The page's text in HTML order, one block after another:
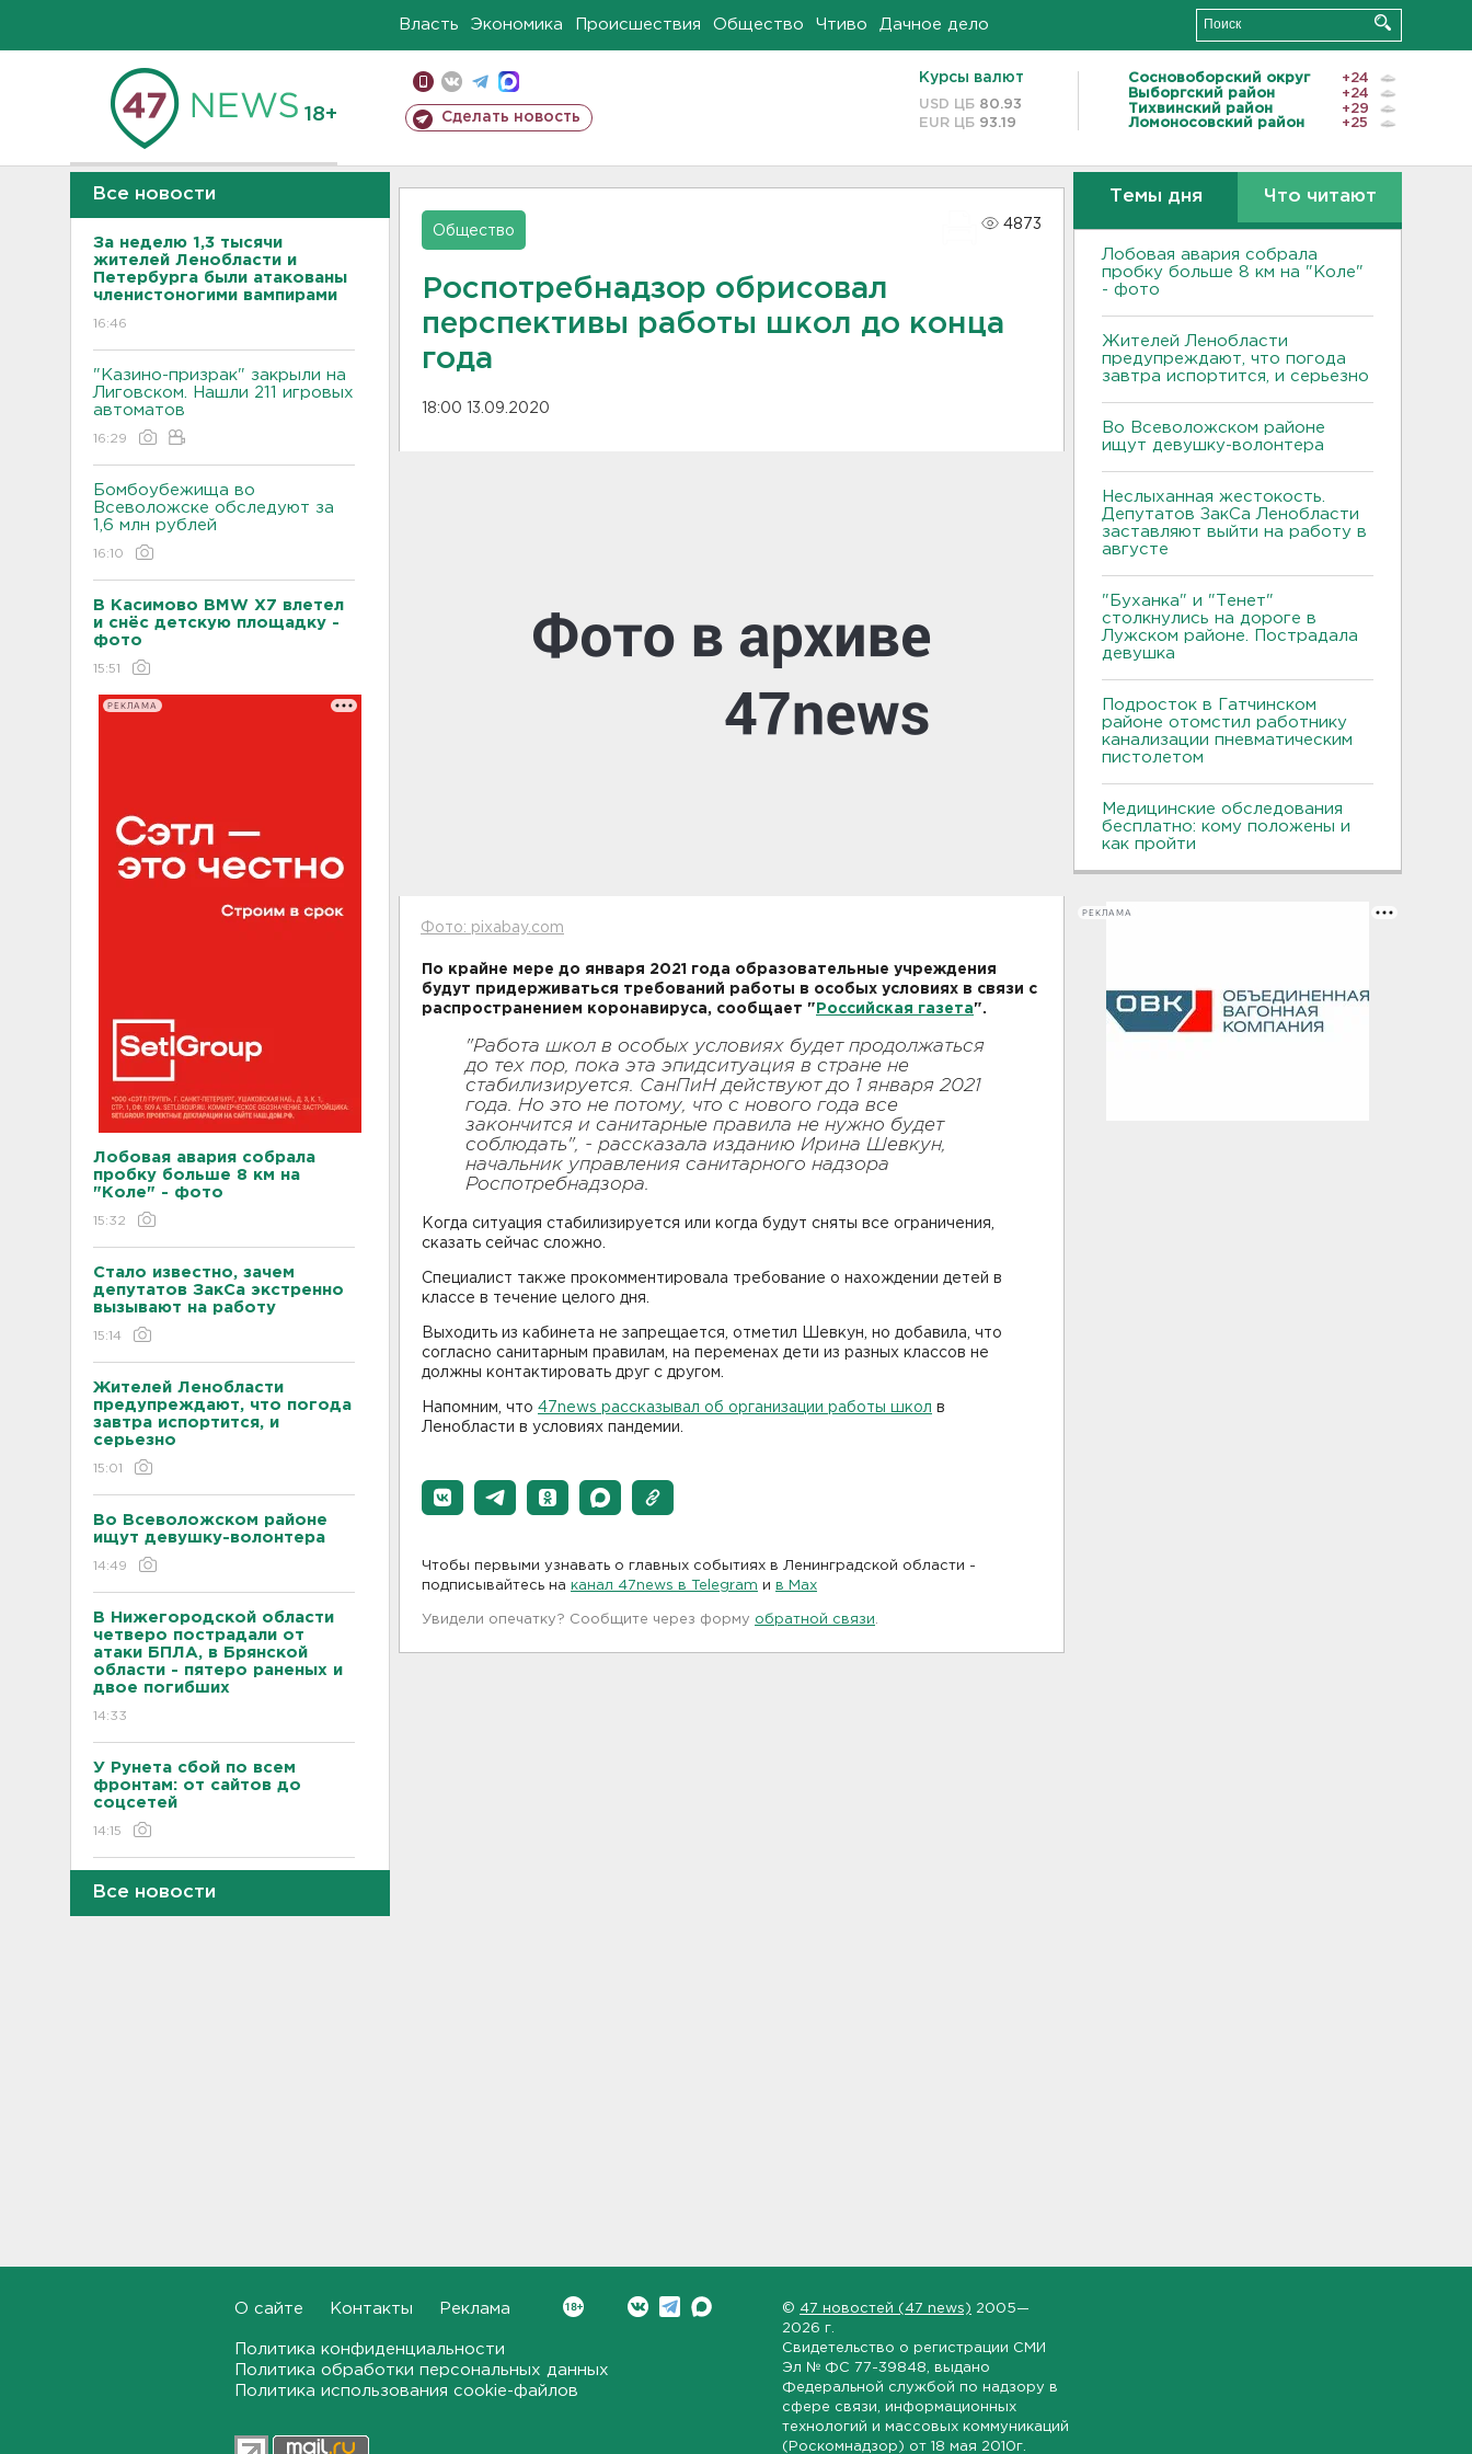
Власть Экономика Происшествия Общество Чтиво Дачное дело
18+ Сделать новость
Курсы валют
USD ЦБ 80.93
EUR ЦБ 93.19
Сосновоборский округ
+24
Выборгский район
+24
Тихвинский район
+29
Ломоносовский район
+25
Все новости
За неделю 1,3 тысячи
жителей Ленобласти и
Петербурга были атакованы
членистоногими вампирами
16:46
"Казино-призрак" закрыли на
Лиговском. Нашли 211 игровых
автоматов
16:29
Бомбоубежища во
Всеволожске обследуют за
1,6 млн рублей
16:10
В Касимово BMW X7 влетел
и снёс детскую площадку -
фото
15:51
РЕКЛАМА
Лобовая авария собрала
пробку больше 8 км на
"Коле" - фото
15:32
Стало известно, зачем
депутатов ЗакСа экстренно
вызывают на работу
15:14
Жителей Ленобласти
предупреждают, что погода
завтра испортится, и
серьезно
15:01
Во Всеволожском районе
ищут девушку-волонтера
14:49
В Нижегородской области
четверо пострадали от
атаки БПЛА, в Брянской
области - пятеро раненых и
двое погибших
14:33
У Рунета сбой по всем
фронтам: от сайтов до
соцсетей
14:15
Застал там, где быть не
должен. В Петербурге 70-
летнего экс-прокурора
километров водопровода
На дороге Красное Село –
Все новости
Общество
4873
Роспотребнадзор обрисовал
перспективы работы школ до конца
года
18:00 13.09.2020
Фото: pixabay.com
По крайне мере до января 2021 года образовательные учреждения
будут придерживаться требований работы в особых условиях в связи с
распространением коронавируса, сообщает " Российская газета".
"Работа школ в особых условиях будет продолжаться
до тех пор, пока эта эпидситуация в стране не
стабилизируется. СанПиН действуют до 1 января 2021
года. Но это не потому, что с нового года все
закончится и санитарные правила не нужно будет
соблюдать", - рассказала изданию Ирина Шевкун,
начальник управления санитарного надзора
Роспотребнадзора.
Когда ситуация стабилизируется или когда будут сняты все ограничения,
сказать сейчас сложно.
Специалист также прокомментировала требование о нахождении детей в
классе в течение целого дня.
Выходить из кабинета не запрещается, отметил Шевкун, но добавила, что
согласно санитарным правилам, на переменах дети из разных классов не
должны контактировать друг с другом.
Напомним, что 47news рассказывал об организации работы школ в
Ленобласти в условиях пандемии.
Чтобы первыми узнавать о главных событиях в Ленинградской области -
подписывайтесь на канал 47news в Telegram и в Maх
Увидели опечатку? Сообщите через форму обратной связи
Темы дня Что читают
Лобовая авария собрала
пробку больше 8 км на "Коле"
- фото
Жителей Ленобласти
предупреждают, что погода
завтра испортится, и серьезно
Во Всеволожском районе
ищут девушку-волонтера
Неслыханная жестокость.
Депутатов ЗакСа Ленобласти
заставляют выйти на работу в
августе
"Буханка" и "Тенет"
столкнулись на дороге в
Лужском районе. Пострадала
девушка
Подросток в Гатчинском
районе отомстил работнику
канализации пневматическим
пистолетом
Медицинские обследования
бесплатно: кому положены и
как пройти
РЕКЛАМА
О сайте Контакты Реклама
Политика конфиденциальности
Политика обработки персональных данных
Политика использования cookie-файлов
© 47 новостей (47 news) 2005—
2026 г.
Свидетельство о регистрации СМИ
Эл № ФС 77-39848 , выдано
Федеральной службой по надзору в
сфере связи, информационных
технологий и массовых коммуникаций
(Роскомнадзор) от 18 мая 2010г.